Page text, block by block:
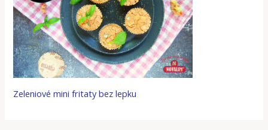
Zeleniové mini fritaty bez lepku